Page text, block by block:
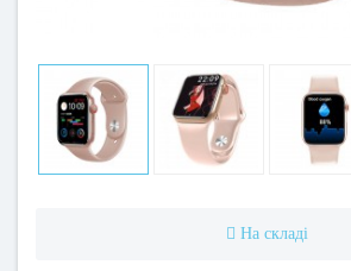
На складі